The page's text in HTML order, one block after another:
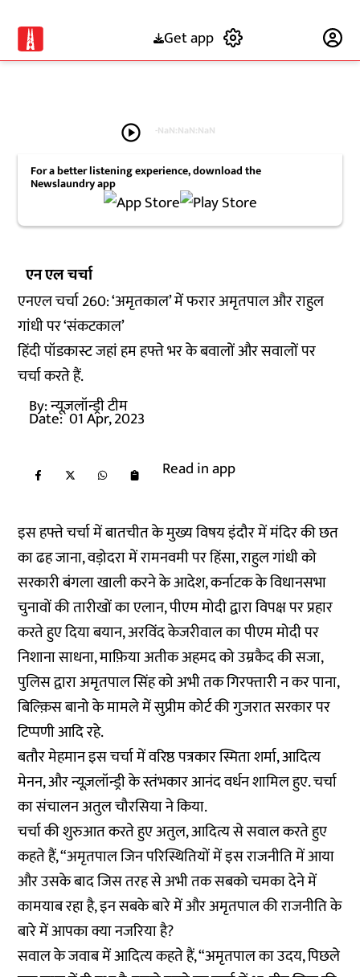
Get app
play_circle -NaN:NaN:NaN
For a better listening experience, download the
Newslaundry app
एन एल चर्चा
एनएल चर्चा 260: ‘अमृतकाल’ में फरार अमृतपाल और राहुल
गांधी पर ‘संकटकाल’
हिंदी पॉडकास्ट जहां हम हफ्ते भर के बवालों और सवालों पर
चर्चा करते हैं.
By:न्यूज़लॉन्ड्री टीम
Date: 01 Apr, 2023
Read in app
इस हफ्ते चर्चा में बातचीत के मुख्य विषय इंदौर में मंदिर की छत
का ढह जाना, वड़ोदरा में रामनवमी पर हिंसा, राहुल गांधी को
सरकारी बंगला खाली करने के आदेश, कर्नाटक के विधानसभा
चुनावों की तारीखों का एलान, पीएम मोदी द्वारा विपक्ष पर प्रहार
करते हुए दिया बयान, अरविंद केजरीवाल का पीएम मोदी पर
निशाना साधना, माफ़िया अतीक अहमद को उम्रकैद की सजा,
पुलिस द्वारा अमृतपाल सिंह को अभी तक गिरफ्तारी न कर पाना,
बिल्क़िस बानो के मामले में सुप्रीम कोर्ट की गुजरात सरकार पर
टिप्पणी आदि रहे.
बतौर मेहमान इस चर्चा में वरिष्ठ पत्रकार स्मिता शर्मा, आदित्य
मेनन, और न्यूज़लॉन्ड्री के स्तंभकार आनंद वर्धन शामिल हुए. चर्चा
का संचालन अतुल चौरसिया ने किया.
चर्चा की शुरुआत करते हुए अतुल, आदित्य से सवाल करते हुए
कहते हैं, “अमृतपाल जिन परिस्थितियों में इस राजनीति में आया
और उसके बाद जिस तरह से अभी तक सबको चमका देने में
कामयाब रहा है, इन सबके बारे में और अमृतपाल की राजनीति के
बारे में आपका क्या नजरिया है?
सवाल के जवाब में आदित्य कहते हैं, “अमृतपाल का उदय, पिछले